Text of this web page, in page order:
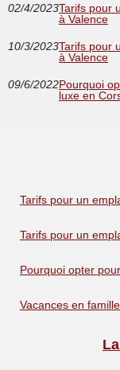
02/4/2023Tarifs pour
à Valence
10/3/2023Tarifs pour
à Valence
09/6/2022Pourquoi
luxe en
Tarifs pour un
Tarifs pour un
Pourquoi opter pour
Vacances en